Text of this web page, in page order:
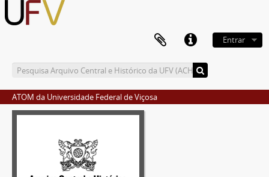
Entrar
ATOM da Universidade Federal de Viçosa